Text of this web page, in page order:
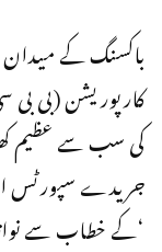
باکسنگ کے میدان
کارپوریشن (بی
کی سب سے عظیم
جریدے سپورٹس
‘کے خطاب سے